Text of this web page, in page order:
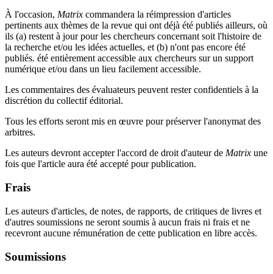
À l'occasion, Matrix commandera la réimpression d'articles
pertinents aux thèmes de la revue qui ont déjà été publiés ailleurs, où
ils (a) restent à jour pour les chercheurs concernant soit l'histoire de
la recherche et/ou les idées actuelles, et (b) n'ont pas encore été
publiés. été entièrement accessible aux chercheurs sur un support
numérique et/ou dans un lieu facilement accessible.
Les commentaires des évaluateurs peuvent rester confidentiels à la
discrétion du collectif éditorial.
Tous les efforts seront mis en œuvre pour préserver l'anonymat des
arbitres.
Les auteurs devront accepter l'accord de droit d'auteur de Matrix une
fois que l'article aura été accepté pour publication.
Frais
Les auteurs d'articles, de notes, de rapports, de critiques de livres et
d'autres soumissions ne seront soumis à aucun frais ni frais et ne
recevront aucune rémunération de cette publication en libre accès.
Soumissions